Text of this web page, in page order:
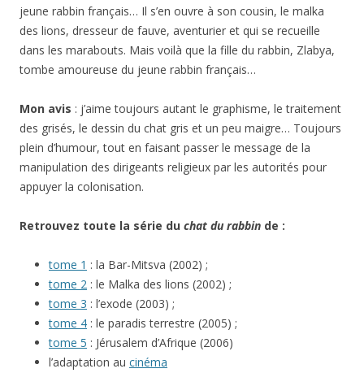
jeune rabbin français… Il s’en ouvre à son cousin, le malka
des lions, dresseur de fauve, aventurier et qui se recueille
dans les marabouts. Mais voilà que la fille du rabbin, Zlabya,
tombe amoureuse du jeune rabbin français…
Mon avis : j’aime toujours autant le graphisme, le traitement
des grisés, le dessin du chat gris et un peu maigre… Toujours
plein d’humour, tout en faisant passer le message de la
manipulation des dirigeants religieux par les autorités pour
appuyer la colonisation.
Retrouvez toute la série du chat du rabbin de :
tome 1 : la Bar-Mitsva (2002) ;
tome 2 : le Malka des lions (2002) ;
tome 3 : l’exode (2003) ;
tome 4 : le paradis terrestre (2005) ;
tome 5 : Jérusalem d’Afrique (2006)
l’adaptation au cinéma